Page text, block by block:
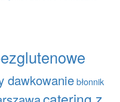
dawkowaniebłonnik